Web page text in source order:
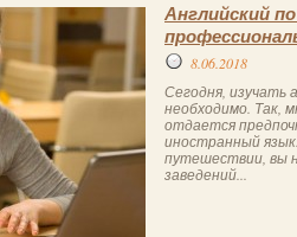
Английский
8.06.2018
Сегодня, изучать
необходимо. Так,
отдается
иностранный
путешествии, вы
заведений...